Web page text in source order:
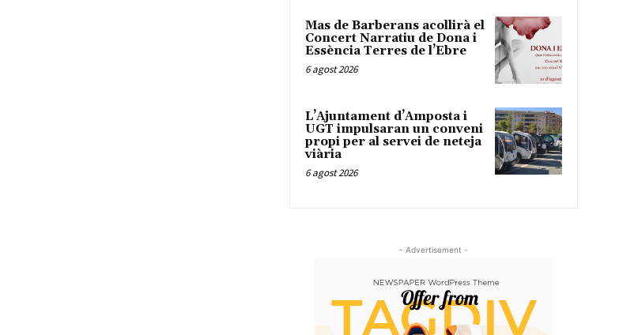
Mas de Barberans acollirà el
Concert Narratiu de Dona i
Essència Terres de l’Ebre
6 agost 2026
L’Ajuntament d’Amposta i
UGT impulsaran un conveni
propi per al servei de neteja
viària
6 agost 2026
- Advertisement -